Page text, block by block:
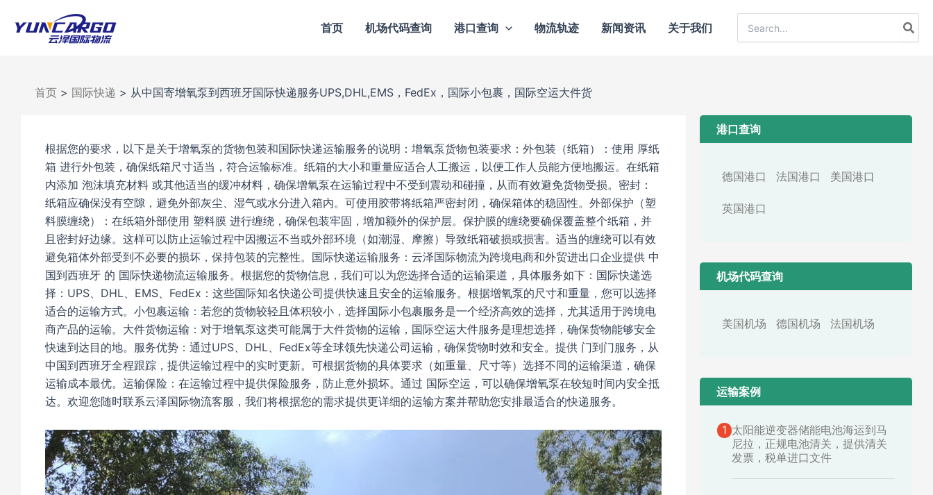
首页 机场代码查询 港口查询 物流轨迹 新闻资讯 关于我们
for:
首页 > 国际快递 > 从中国寄增氧泵到西班牙国际快递服务UPS,DHL,EMS，FedEx，国际小包裹，国际空运大件货
根据您的要求，以下是关于增氧泵的货物包装和国际快递运输服务的说明：增氧泵货物包装要求：外包装（纸箱）：使用 厚纸
箱 进行外包装，确保纸箱尺寸适当，符合运输标准。纸箱的大小和重量应适合人工搬运，以便工作人员能方便地搬运。在纸箱
内添加 泡沫填充材料 或其他适当的缓冲材料，确保增氧泵在运输过程中不受到震动和碰撞，从而有效避免货物受损。密封：
纸箱应确保没有空隙，避免外部灰尘、湿气或水分进入箱内。可使用胶带将纸箱严密封闭，确保箱体的稳固性。外部保护（塑
料膜缠绕）：在纸箱外部使用 塑料膜 进行缠绕，确保包装牢固，增加额外的保护层。保护膜的缠绕要确保覆盖整个纸箱，并
且密封好边缘。这样可以防止运输过程中因搬运不当或外部环境（如潮湿、摩擦）导致纸箱破损或损害。适当的缠绕可以有效
避免箱体外部受到不必要的损坏，保持包装的完整性。国际快递运输服务：云泽国际物流为跨境电商和外贸进出口企业提供 中
国到西班牙 的 国际快递物流运输服务。根据您的货物信息，我们可以为您选择合适的运输渠道，具体服务如下：国际快递选
择：UPS、DHL、EMS、FedEx：这些国际知名快递公司提供快速且安全的运输服务。根据增氧泵的尺寸和重量，您可以选择
适合的运输方式。小包裹运输：若您的货物较轻且体积较小，选择国际小包裹服务是一个经济高效的选择，尤其适用于跨境电
商产品的运输。大件货物运输：对于增氧泵这类可能属于大件货物的运输，国际空运大件服务是理想选择，确保货物能够安全
快速到达目的地。服务优势：通过UPS、DHL、FedEx等全球领先快递公司运输，确保货物时效和安全。提供 门到门服务，从
中国到西班牙全程跟踪，提供运输过程中的实时更新。可根据货物的具体要求（如重量、尺寸等）选择不同的运输渠道，确保
运输成本最优。运输保险：在运输过程中提供保险服务，防止意外损坏。通过 国际空运，可以确保增氧泵在较短时间内安全抵
达。欢迎您随时联系云泽国际物流客服，我们将根据您的需求提供更详细的运输方案并帮助您安排最适合的快递服务。
港口查询
德国港口 法国港口 美国港口
英国港口
机场代码查询
美国机场 德国机场 法国机场
运输案例​
1 太阳能逆变器储能电池海运到马
尼拉，正规电池清关，提供清关
发票，税单进口文件